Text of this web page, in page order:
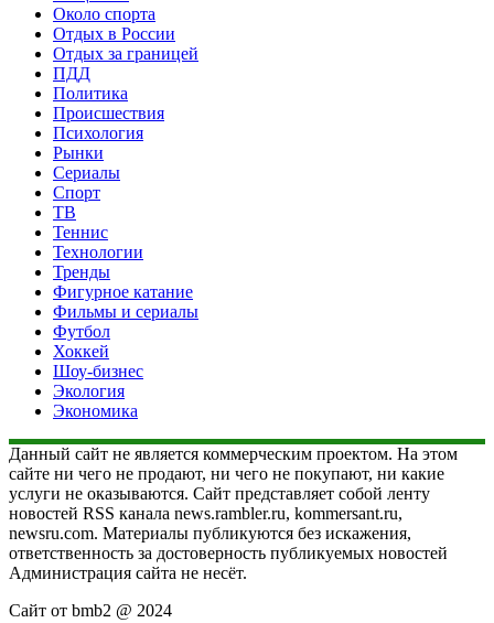
Около спорта
Отдых в России
Отдых за границей
ПДД
Политика
Происшествия
Психология
Рынки
Сериалы
Спорт
ТВ
Теннис
Технологии
Тренды
Фигурное катание
Фильмы и сериалы
Футбол
Хоккей
Шоу-бизнес
Экология
Экономика
Данный сайт не является коммерческим проектом. На этом
сайте ни чего не продают, ни чего не покупают, ни какие
услуги не оказываются. Сайт представляет собой ленту
новостей RSS канала news.rambler.ru, kommersant.ru,
newsru.com. Материалы публикуются без искажения,
ответственность за достоверность публикуемых новостей
Администрация сайта не несёт.
Сайт от bmb2 @ 2024